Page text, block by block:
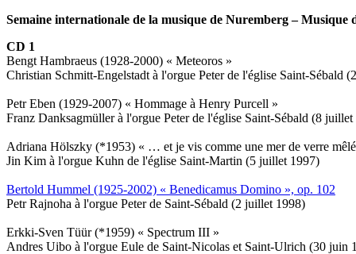
Semaine internationale de la musique de Nuremberg – Musique
CD 1
Bengt Hambraeus (1928-2000) « Meteoros »
Christian Schmitt-Engelstadt à l'orgue Peter de l'église Saint-Sébald
Petr Eben (1929-2007) « Hommage à Henry Purcell »
Franz Danksagmüller à l'orgue Peter de l'église Saint-Sébald (8
Adriana Hölszky (*1953) « … et je vis comme une mer de verre
Jin Kim à l'orgue Kuhn de l'église Saint-Martin (5 juillet 1997)
Bertold Hummel (1925-2002) « Benedicamus Domino », op. 102
Petr Rajnoha à l'orgue Peter de Saint-Sébald (2 juillet 1998)
Erkki-Sven Tüür (*1959) « Spectrum III »
Andres Uibo à l'orgue Eule de Saint-Nicolas et Saint-Ulrich (30 juin